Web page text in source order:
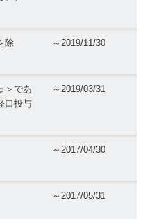
除
～2019/11/30
＞であ
口投与
～2019/03/31
～2017/04/30
～2017/05/31